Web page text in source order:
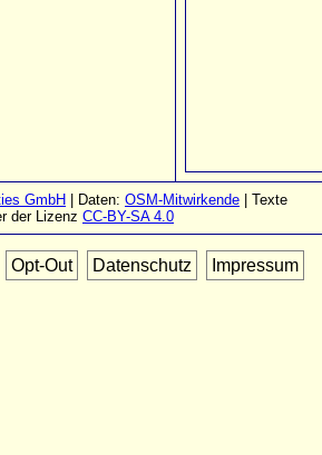
GmbH | Daten: OSM-Mitwirkende | Texte
der Lizenz CC-BY-SA 4.0
Opt-Out Datenschutz Impressum